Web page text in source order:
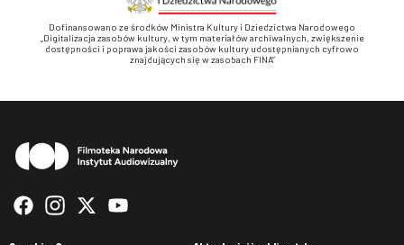
Dofinansowano ze środków Ministra Kultury i Dziedzictwa Narodowego
„Digitalizacja zasobów kultury, w tym materiałów archiwalnych, zwiększenie
dostępności i poprawa jakości zasobów kultury udostępnianych cyfrowo
znajdujących się w zasobach FINA”